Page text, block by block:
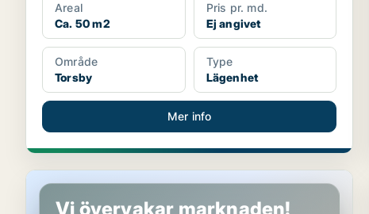
Areal
Ca. 50 m2
Pris pr. md.
Ej angivet
Område
Torsby
Type
Lägenhet
Mer info
Lägenhet i Torsby, Sysslebäck
Vi övervakar marknaden!